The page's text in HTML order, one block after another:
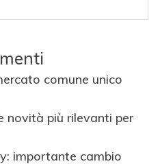
comune unico
novità più rilevanti per
importante cambio